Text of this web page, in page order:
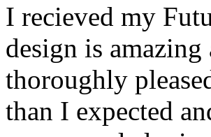
I recieved my
design is
thoroughly
than I expected